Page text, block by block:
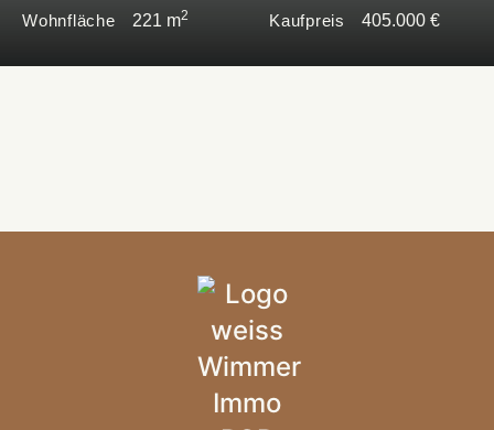
Wohnfläche
221 m2 Kaufpreis 405.000 €